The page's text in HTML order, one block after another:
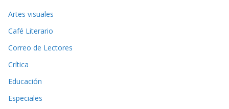
Artes visuales
Café Literario
Correo de Lectores
Crítica
Educación
Especiales